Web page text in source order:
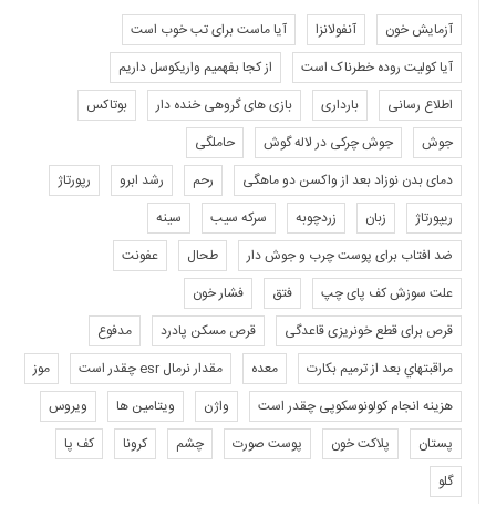
آزمایش خون آنفولانزا
آیا ماست برای تب خوب است
آیا کولیت روده خطرناک است
از کجا بفهمیم واریکوسل داریم
اطلاع رسانی
بارداری بازی های گروهی خنده دار
بوتاکس
جوش
جوش چرکی در لاله گوش
حاملگی
دمای بدن نوزاد بعد از واکسن دو ماهگی
رحم رشد ابرو
رپورتاژ
ریپورتاژ
زبان زردچوبه سرکه سیب
سینه
ضد افتاب برای پوست چرب و جوش دار
طحال
عفونت
علت سوزش کف پای چپ
فتق
فشار خون
قرص برای قطع خونریزی قاعدگی
قرص مسکن پادرد
مدفوع
مراقبتهاي بعد از ترميم بكارت
معده مقدار نرمال esr چقدر است
موز
هزینه انجام کولونوسکوپی چقدر است
واژن ویتامین ها
ویروس
پستان
پلاکت خون پوست صورت چشم کرونا
کف پا
گلو